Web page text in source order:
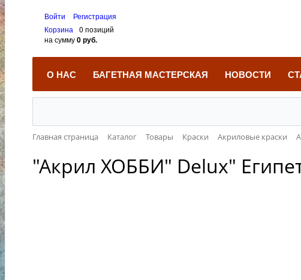
Войти
Регистрация
Корзина
0 позиций
на сумму0 руб.
О НАС БАГЕТНАЯ МАСТЕРСКАЯ НОВОСТИ
Главная страница Каталог Товары Краски Акриловые краски
"Акрил ХОББИ" Delux"